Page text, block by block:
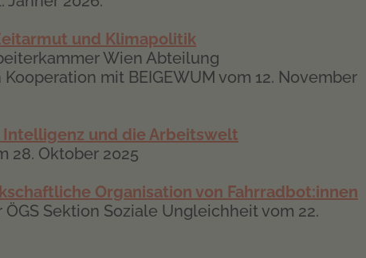
und Klimapolitik
Wien Abteilung
mit BEIGEWUM vom 12. November
und die Arbeitswelt
28. Oktober 2025
Organisation von Fahrradbot:innen
Sektion Soziale Ungleichheit vom 22.